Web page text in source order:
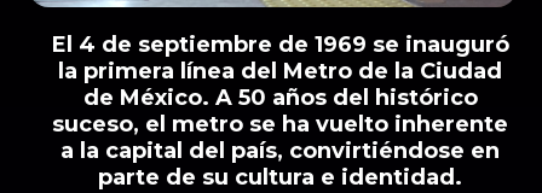
El 4 de septiembre de 1969 se inauguró
la primera línea del Metro de la Ciudad
de México. A 50 años del histórico
suceso, el metro se ha vuelto inherente
a la capital del país, convirtiéndose en
parte de su cultura e identidad.